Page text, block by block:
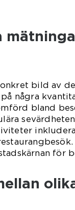
bild av
några
bland
för